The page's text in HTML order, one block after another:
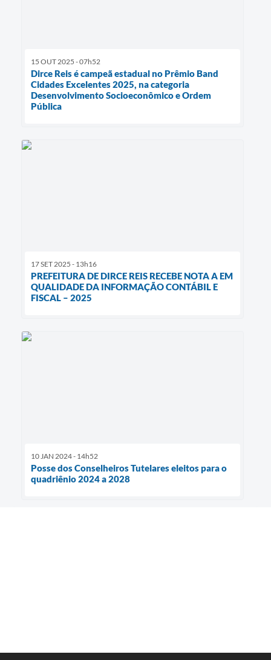
15 OUT 2025 - 07h52
Dirce Reis é campeã estadual no Prêmio Band
Cidades Excelentes 2025, na categoria
Desenvolvimento Socioeconômico e Ordem
Pública
17 SET 2025 - 13h16
PREFEITURA DE DIRCE REIS RECEBE NOTA A EM
QUALIDADE DA INFORMAÇÃO CONTÁBIL E
FISCAL – 2025
10 JAN 2024 - 14h52
Posse dos Conselheiros Tutelares eleitos para o
quadriênio 2024 a 2028